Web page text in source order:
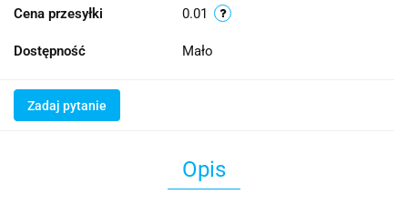
Cena przesyłki 0.01
Dostępność Mało
Zadaj pytanie
Opis